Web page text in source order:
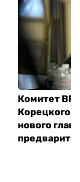
Комитет ВР
Корецкого,
нового